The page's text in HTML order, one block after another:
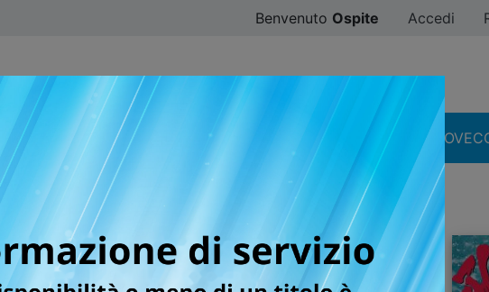
Benvenuto Ospite Accedi
SFOGLIA ONLINE DIGISTAR #ILOVEMANGA
STORIE DI KAPPA